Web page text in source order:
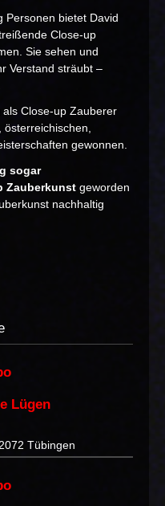
Personen bietet David
Close-up
Sie sehen und
Verstand sträubt –
Close-up Zauberer
gewonnen.
sogar
Zauberkunst geworden
nachhaltig
Lügen
Tübingen